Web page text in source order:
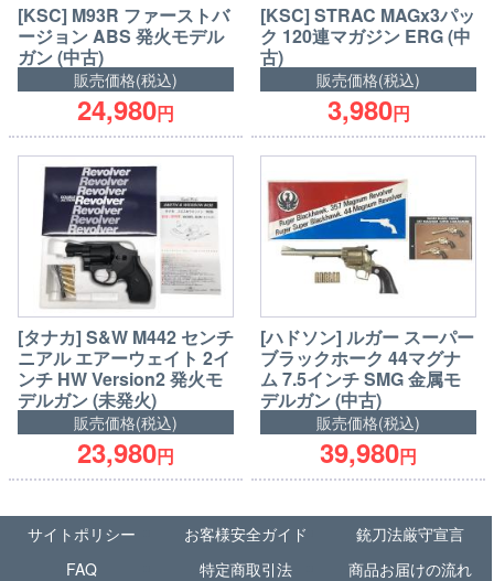
[KSC] M93R ファーストバ
ージョン ABS 発火モデル
ガン (中古)
販売価格(税込)
24,980円
[KSC] STRAC MAGx3パッ
ク 120連マガジン ERG (中
古)
販売価格(税込)
3,980円
[タナカ] S&W M442 センチ
ニアル エアーウェイト 2イ
ンチ HW Version2 発火モ
デルガン (未発火)
販売価格(税込)
23,980円
[ハドソン] ルガー スーパー
ブラックホーク 44マグナ
ム 7.5インチ SMG 金属モ
デルガン (中古)
販売価格(税込)
39,980円
サイトポリシー お客様安全ガイド
銃刀法厳守宣言
FAQ
特定商取引法 商品お届けの流れ